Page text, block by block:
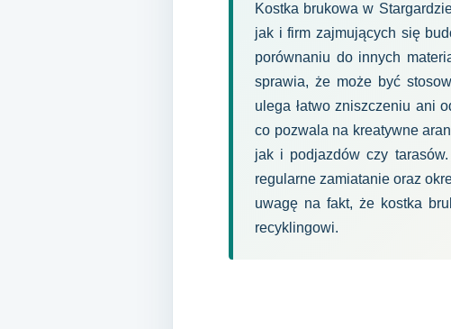
Kostka brukowa w
jak i firm zajmujących się
porównaniu do innych
sprawia, że może być
ulega łatwo zniszczeniu ani
co pozwala na kreatywne
jak i podjazdów czy
regularne zamiatanie oraz
uwagę na fakt, że kostka
recyklingowi.